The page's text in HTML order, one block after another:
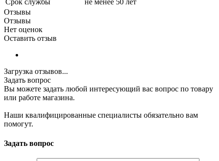
Срок службы
не менее 50 лет
Отзывы
Отзывы
Нет оценок
Оставить отзыв
Загрузка отзывов...
Задать вопрос
Вы можете задать любой интересующий вас вопрос по товару
или работе магазина.
Наши квалифицированные специалисты обязательно вам
помогут.
Задать вопрос